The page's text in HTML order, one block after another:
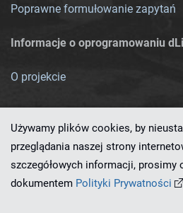
Poprawne formułowanie zapytań
Informacje o oprogramowaniu
O projekcie
Ten serwis działa dzięki
Używamy plików cookies, by
przeglądania naszej strony
szczegółowych informacji, prosimy
dokumentem Polityki Prywatności